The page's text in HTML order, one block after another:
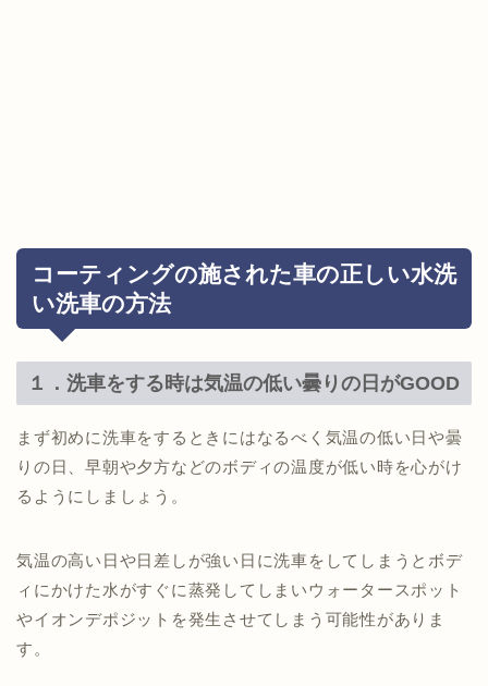
コーティングの施された車の正しい水洗
い洗車の方法
１．洗車をする時は気温の低い曇りの日がGOOD
まず初めに洗車をするときにはなるべく気温の低い日や曇
りの日、早朝や夕方などのボディの温度が低い時を心がけ
るようにしましょう。
気温の高い日や日差しが強い日に洗車をしてしまうとボデ
ィにかけた水がすぐに蒸発してしまいウォータースポット
やイオンデポジットを発生させてしまう可能性がありま
す。